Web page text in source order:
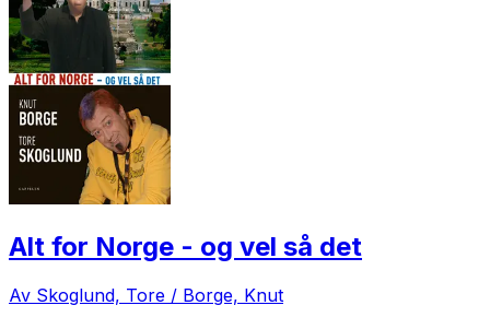
Alt for Norge - og vel så det
Av Skoglund, Tore / Borge, Knut